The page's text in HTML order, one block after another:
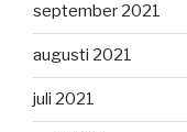
september 2021
augusti 2021
juli 2021